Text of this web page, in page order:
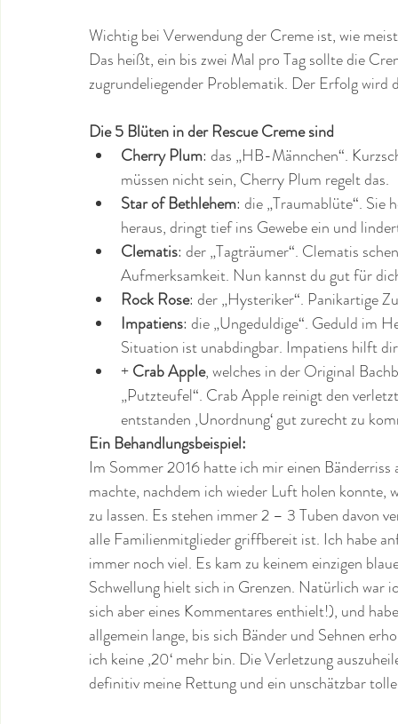
Wichtig bei Verwendung der Creme ist, wie
Das heißt, ein bis zwei Mal pro Tag sollte die
zugrundeliegender Problematik. Der Erfolg wird
Die 5 Blüten in der Rescue Creme sind
Cherry Plum: das „HB-Männchen“.
müssen nicht sein, Cherry Plum regelt das.
Star of Bethlehem: die „Traumablüte“. Sie
heraus, dringt tief ins Gewebe ein und
Clematis: der „Tagträumer“. Clematis
Aufmerksamkeit. Nun kannst du gut für
Rock Rose: der „Hysteriker“. Panikartige
Impatiens: die „Ungeduldige“. Geduld im
Situation ist unabdingbar. Impatiens hilft
+ Crab Apple, welches in der Original
„Putzteufel“. Crab Apple reinigt den
entstanden ‚Unordnung‘ gut zurecht zu
Ein Behandlungsbeispiel:
Im Sommer 2016 hatte ich mir einen Bänderriss
machte, nachdem ich wieder Luft holen konnte,
zu lassen. Es stehen immer 2 – 3 Tuben davon
alle Familienmitglieder griffbereit ist. Ich habe
immer noch viel. Es kam zu keinem einzigen
Schwellung hielt sich in Grenzen. Natürlich
sich aber eines Kommentares enthielt!), und
allgemein lange, bis sich Bänder und Sehnen
ich keine ‚20‘ mehr bin. Die Verletzung
definitiv meine Rettung und ein unschätzbar